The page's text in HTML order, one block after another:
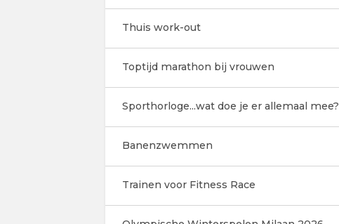
Thuis work-out
Toptijd marathon bij vrouwen
Sporthorloge...wat doe je er allemaal mee?
Banenzwemmen
Trainen voor Fitness Race